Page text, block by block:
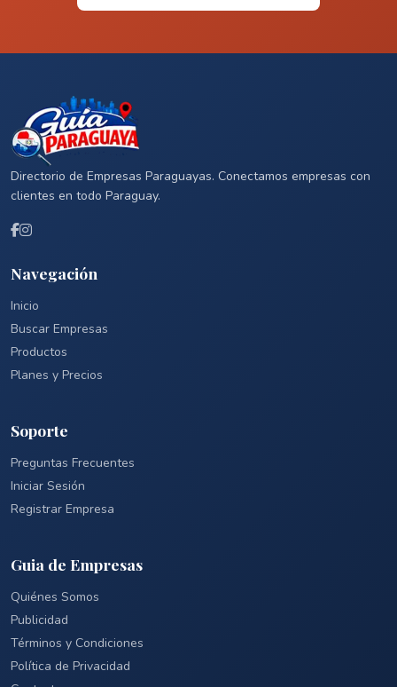
Directorio de Empresas Paraguayas. Conectamos empresas con
clientes en todo Paraguay.
Navegación
Inicio
Buscar Empresas
Productos
Planes y Precios
Soporte
Preguntas Frecuentes
Iniciar Sesión
Registrar Empresa
Guia de Empresas
Quiénes Somos
Publicidad
Términos y Condiciones
Política de Privacidad